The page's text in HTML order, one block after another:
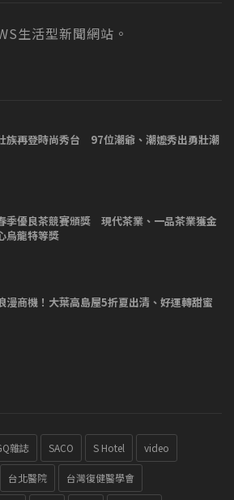
生活型新聞網站。
族再登時尚秀台 97位潮爺、潮嬤秀出勇壯潮
季優良茶競賽頒獎 現代茶業、一品茶業獲金
烏龍特等獎
漫商機！大葉高島屋5折夏出清、好運轉甜蜜
雜誌 SACO S Hotel video
台北醫院 台灣復健醫學會